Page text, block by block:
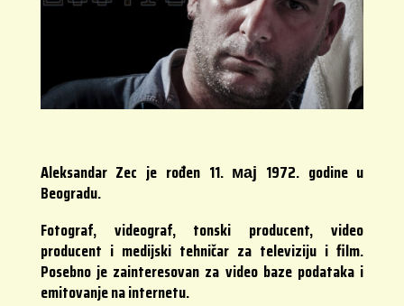
Aleksandar Zec je rođen 11. мај 1972.godine u
Beogradu.
Fotograf, videograf, tonski producent, video
producent i medijski tehničar za televiziju i film.
Posebno je zainteresovan za video baze podataka i
emitovanje na internetu.